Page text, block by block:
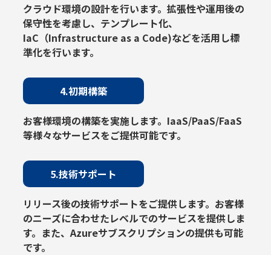
クラウド環境の設計を行います。拡張性や運用後の
保守性を考慮し、テンプレート化、
IaC（Infrastructure as a Code)などを活用し標
準化を行います。
4.初期構築
お客様環境の構築を実施します。IaaS/PaaS/FaaS
等様々なサービスをご提供可能です。
5.技術サポート
リリース後の技術サポートをご提供します。お客様
のニーズに合わせたレベルでのサービスを提供しま
す。また、Azureサブスクリプションの提供も可能
です。